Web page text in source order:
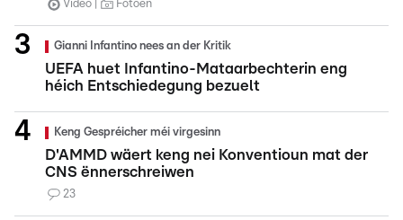
Video Fotoen
Gianni Infantino nees an der Kritik
UEFA huet Infantino-Mataarbechterin eng
héich Entschiedegung bezuelt
Keng Gespréicher méi virgesinn
D'AMMD wäert keng nei Konventioun mat der
CNS ënnerschreiwen
23